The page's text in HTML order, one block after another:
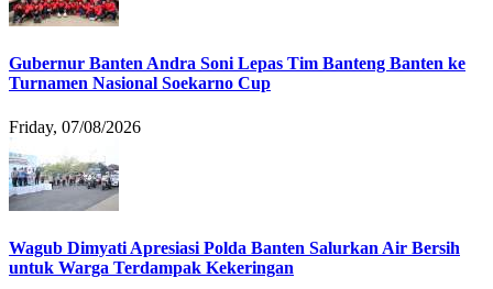
Gubernur Banten Andra Soni Lepas Tim Banteng Banten ke
Turnamen Nasional Soekarno Cup
Friday, 07/08/2026
Wagub Dimyati Apresiasi Polda Banten Salurkan Air Bersih
untuk Warga Terdampak Kekeringan